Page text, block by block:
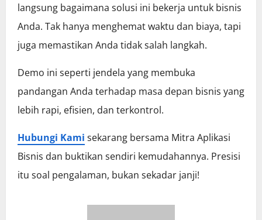
langsung bagaimana solusi ini bekerja untuk bisnis
Anda. Tak hanya menghemat waktu dan biaya, tapi
juga memastikan Anda tidak salah langkah.
Demo ini seperti jendela yang membuka
pandangan Anda terhadap masa depan bisnis yang
lebih rapi, efisien, dan terkontrol.
Hubungi Kami sekarang bersama Mitra Aplikasi
Bisnis dan buktikan sendiri kemudahannya. Presisi
itu soal pengalaman, bukan sekadar janji!